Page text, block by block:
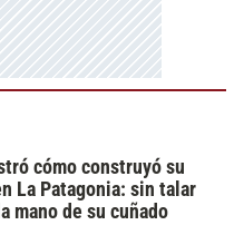
cómo construyó su
La Patagonia: sin talar
mano de su cuñado